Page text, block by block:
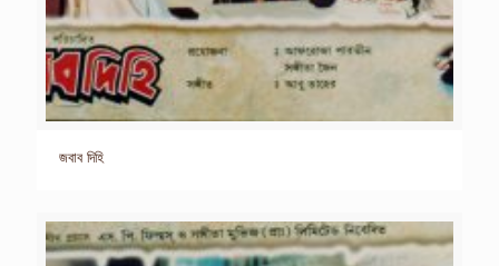
জবাব দিহি